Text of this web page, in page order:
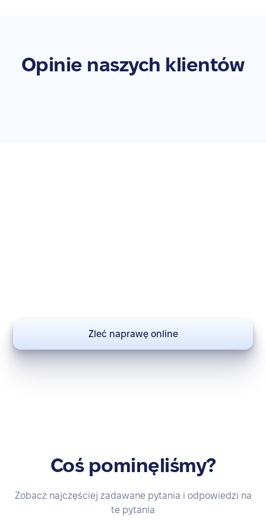
Opinie naszych klientów
Zleć naprawę online
Coś pominęliśmy?
Zobacz najczęściej zadawane pytania i odpowiedzi na
te pytania